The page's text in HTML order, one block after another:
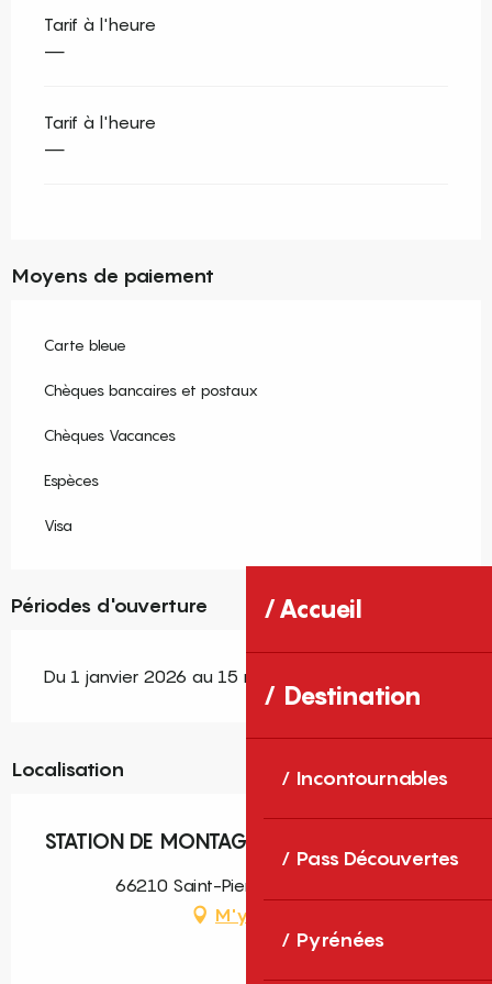
Accueil
Destination
Incontournables
Pass Découvertes
Pyrénées
Tarif à l'heure
—
Tarif à l'heure
—
Moyens de paiement
Carte bleue
Chèques bancaires et postaux
Chèques Vacances
Espèces
Visa
Périodes d'ouverture
Du 1 janvier 2026 au 15 mars 2026
Localisation
STATION DE MONTAGNE CAMBRE D'AZE
66210 Saint-Pierre-dels-Forcats
M'y rendre